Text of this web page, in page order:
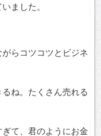
ました。
らコツコツとビジネ
ね。たくさん売れる
て、君のようにお金